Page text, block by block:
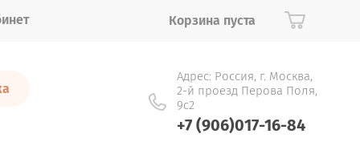
Корзина пуста
Адрес: Россия, г. Москва,
2-й проезд Перова Поля,
9с2
+7 (906)017-16-84